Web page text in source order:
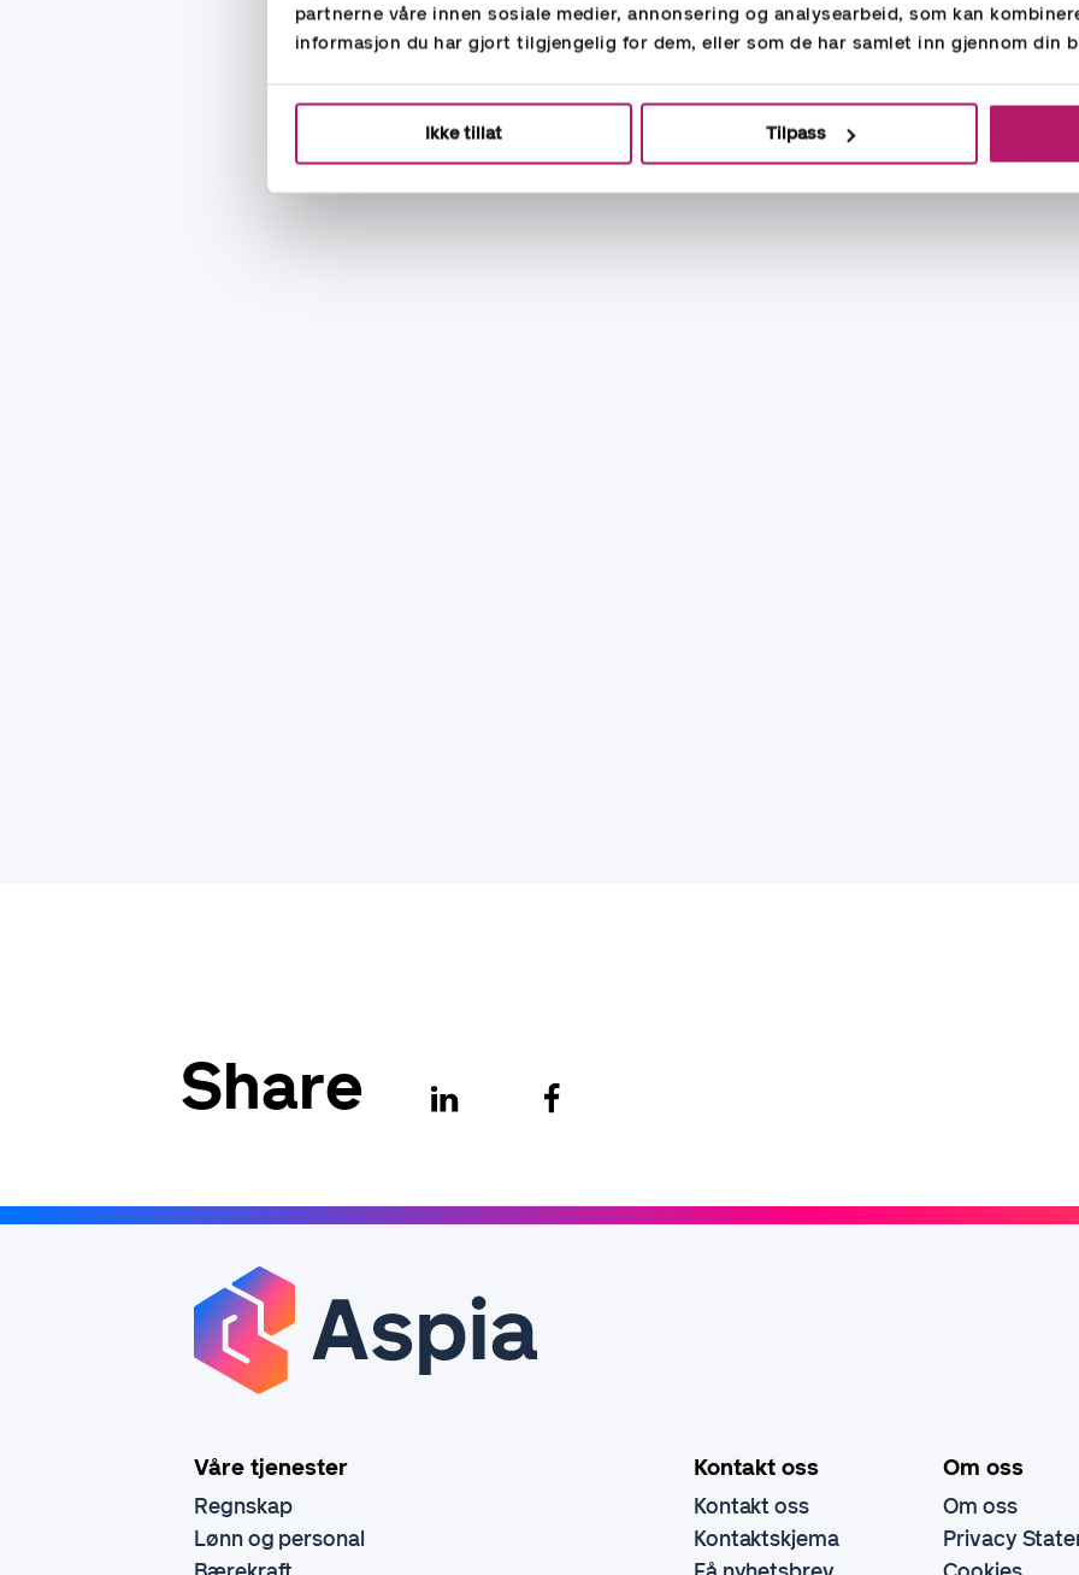
partnerne våre innen sosiale medier, annonsering og analysearbeid, som kan
informasjon du har gjort tilgjengelig for dem, eller som de har samlet inn gjennom din
Ikke tillat Tilpass
Share
Våre tjenester
Regnskap
Lønn og personal
Kontakt oss
Kontakt oss
Kontaktskjema
Om oss
Om oss
Privacy